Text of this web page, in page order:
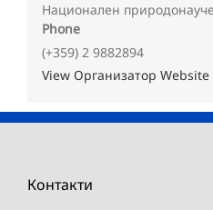
Национален
Phone
(+359) 2 9882894
View Организатор Website
Контакти